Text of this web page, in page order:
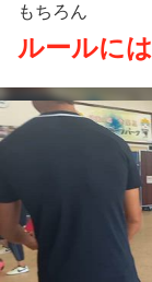
もちろん
ルールに